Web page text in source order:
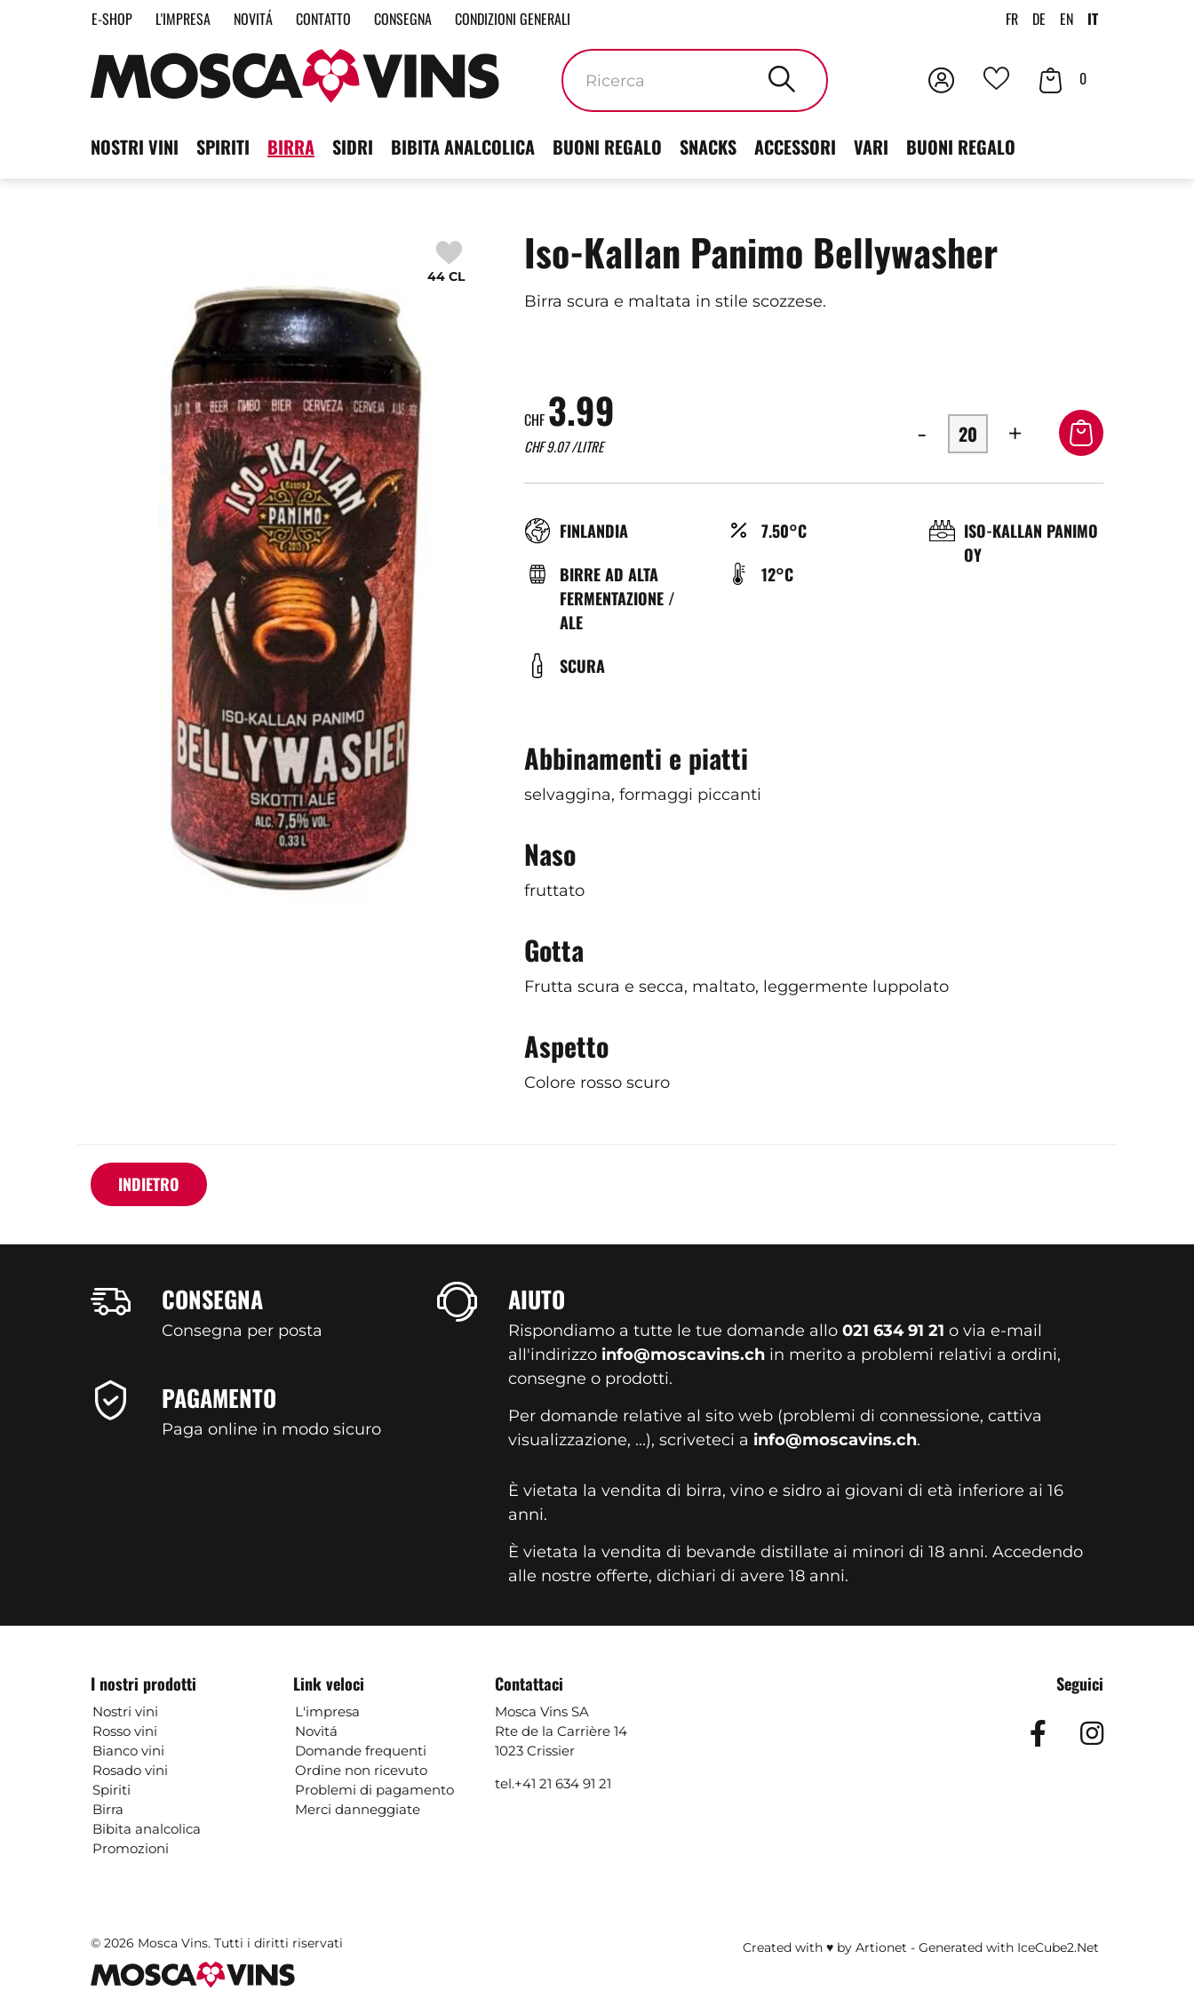
E-SHOP L'IMPRESA NOVITÁ CONTATTO CONSEGNA CONDIZIONI GENERALI FR DE EN IT
NOSTRI VINI SPIRITI BIRRA SIDRI BIBITA ANALCOLICA BUONI REGALO SNACKS ACCESSORI VARI BUONI REGALO
Accedi
tuoi
preferiti
Contenuto
0
Parole
chiave
Cercare
44 CL Iso-Kallan Panimo Bellywasher
Birra scura e maltata in stile scozzese.
CHF 3.99
CHF9.07/LITRE - +
RÉGION
FINLANDIA
TYPE
DE
BIÈRE
BIRRE AD ALTA
FERMENTAZIONE /
ALE
COULEUR
SCURA
ALCOOL
7.50°C
TEMPÉRATURE
12°C
BRASSERIE
ISO-KALLAN PANIMO
OY
Abbinamenti e piatti
selvaggina, formaggi piccanti
Naso
fruttato
Gotta
Frutta scura e secca, maltato, leggermente luppolato
Aspetto
Colore rosso scuro
INDIETRO
CONSEGNA
Consegna per posta
PAGAMENTO
Paga online in modo sicuro
AIUTO
Rispondiamo a tutte le tue domande allo 021 634 91 21 o via e-mail
all'indirizzo info@moscavins.ch in merito a problemi relativi a ordini,
consegne o prodotti.
Per domande relative al sito web (problemi di connessione, cattiva
visualizzazione, ...), scriveteci a info@moscavins.ch.
È vietata la vendita di birra, vino e sidro ai giovani di età inferiore ai 16
anni.
È vietata la vendita di bevande distillate ai minori di 18 anni. Accedendo
alle nostre offerte, dichiari di avere 18 anni.
I nostri prodotti
Nostri vini
Rosso vini
Bianco vini
Rosado vini
Spiriti
Birra
Bibita analcolica
Promozioni
Link veloci
L'impresa
Novitá
Domande frequenti
Ordine non ricevuto
Problemi di pagamento
Merci danneggiate
Contattaci
Mosca Vins SA
Rte de la Carrière 14
1023 Crissier
tel.+41 21 634 91 21
Seguici
Facebook
© 2026 Mosca Vins. Tutti i diritti riservati Created with ♥ by Artionet - Generated with IceCube2.Net